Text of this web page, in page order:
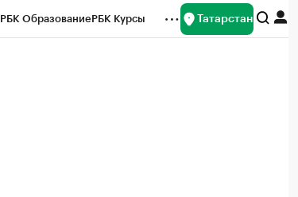
РБК ОбразованиеРБК Курсы Татарстан